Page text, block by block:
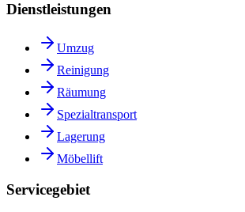
Dienstleistungen
Umzug
Reinigung
Räumung
Spezialtransport
Lagerung
Möbellift
Servicegebiet